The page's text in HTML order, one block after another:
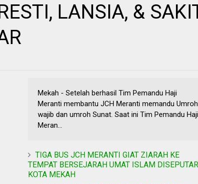
LANSIA, &
Mekah - Setelah berhasil Tim Pemandu Haji
Meranti membantu JCH Meranti memandu Umroh
wajib dan umroh Sunat. Saat ini Tim Pemandu Haji
Meran...
TIGA BUS JCH MERANTI GIAT ZIARAH KE
TEMPAT BERSEJARAH UMAT ISLAM DISEPUTAR
KOTA MEKAH